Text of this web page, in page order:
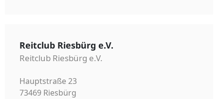
Reitclub Riesbürg e.V.
Reitclub Riesbürg e.V.
Hauptstraße 23
73469 Riesbürg